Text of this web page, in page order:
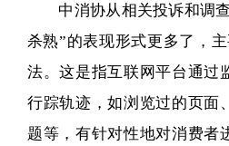
中消协从相关投诉和调查
杀熟”的表现形式更多了，
法。这是指互联网平台通过
行踪轨迹，如浏览过的页面
题等，有针对性地对消费者